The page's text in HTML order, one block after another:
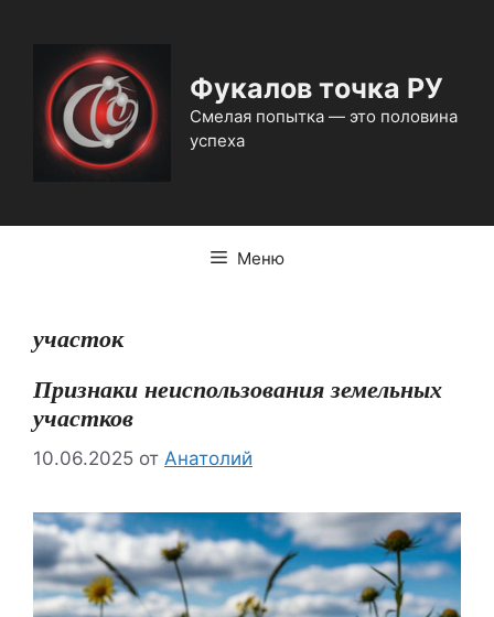
содержимому
Фукалов точка РУ
Смелая попытка — это половина
успеха
Меню
участок
Признаки неиспользования земельных
участков
10.06.2025 от Анатолий